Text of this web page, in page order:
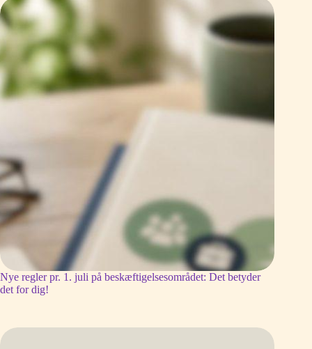
Nye regler pr. 1. juli på beskæftigelsesområdet: Det betyder
det for dig!